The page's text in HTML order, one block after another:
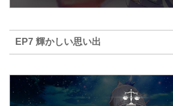
EP7 輝かしい思い出